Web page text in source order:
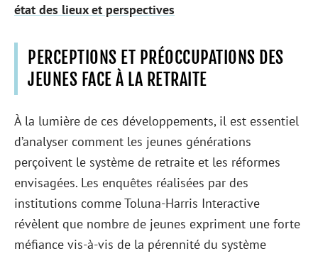
état des lieux et perspectives
PERCEPTIONS ET PRÉOCCUPATIONS DES
JEUNES FACE À LA RETRAITE
À la lumière de ces développements, il est essentiel
d’analyser comment les jeunes générations
perçoivent le système de retraite et les réformes
envisagées. Les enquêtes réalisées par des
institutions comme Toluna-Harris Interactive
révèlent que nombre de jeunes expriment une forte
méfiance vis-à-vis de la pérennité du système